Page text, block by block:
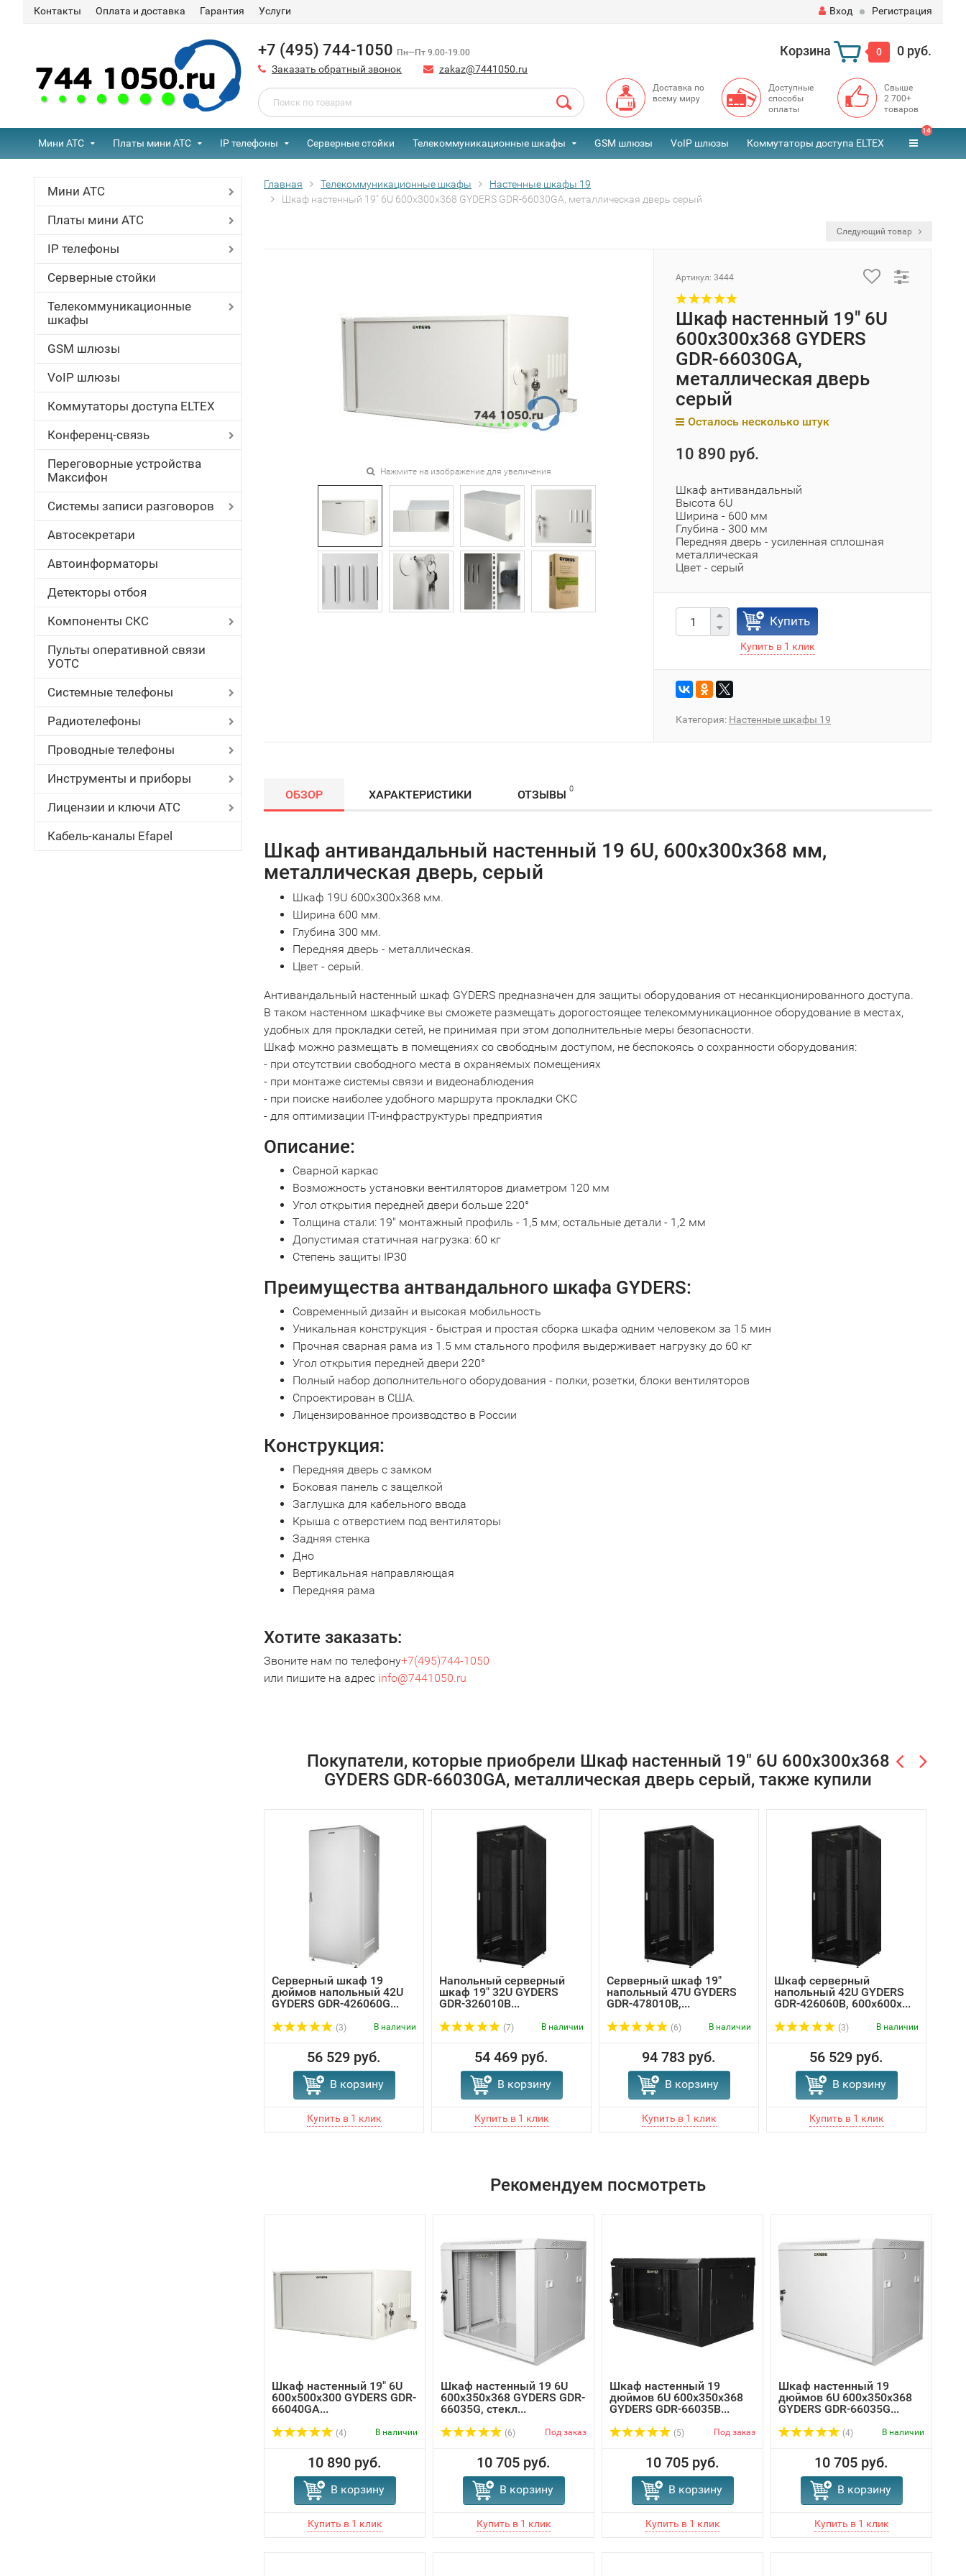
Контакты Оплата и доставка Гарантия Услуги Вход Регистрация
+7 (495) 744-1050 Пн—Пт 9.00-19.00
Заказать обратный звонок zakaz@7441050.ru
Корзина 0 0 руб.
Доставка по
всему миру
Доступные
способы
оплаты
Свыше
2 700+
товаров
Мини АТС Платы мини АТС IP телефоны Серверные стойки Телекоммуникационные шкафы GSM шлюзы VoIP шлюзы Коммутаторы доступа ELTEX
14
Мини АТС
Платы мини АТС
IP телефоны
Серверные стойки
Телекоммуникационные
шкафы
GSM шлюзы
VoIP шлюзы
Коммутаторы доступа ELTEX
Конференц-связь
Переговорные устройства
Максифон
Системы записи разговоров
Автосекретари
Автоинформаторы
Детекторы отбоя
Компоненты СКС
Пульты оперативной связи
УОТС
Системные телефоны
Радиотелефоны
Проводные телефоны
Инструменты и приборы
Лицензии и ключи АТС
Кабель-каналы Efapel
Главная Телекоммуникационные шкафы
Настенные шкафы 19
Шкаф настенный 19" 6U 600х300х368 GYDERS GDR-66030GA, металлическая дверь серый
Следующий товар
Нажмите на изображение для увеличения
Артикул: 3444
Шкаф настенный 19" 6U
600х300х368 GYDERS
GDR-66030GA,
металлическая дверь
серый
Осталось несколько штук
10 890 руб.
Шкаф антивандальный
Высота 6U
Ширина - 600 мм
Глубина - 300 мм
Передняя дверь - усиленная сплошная
металлическая
Цвет - серый
Купить
Категория: Настенные шкафы 19
ОБЗОР ХАРАКТЕРИСТИКИ ОТЗЫВЫ 0
Шкаф антивандальный настенный 19 6U, 600x300x368 мм,
металлическая дверь, серый
Шкаф 19U 600х300х368 мм.
Ширина 600 мм.
Глубина 300 мм.
Передняя дверь - металлическая.
Цвет - серый.
Антивандальный настенный шкаф GYDERS предназначен для защиты оборудования от несанкционированного доступа.
В таком настенном шкафчике вы сможете размещать дорогостоящее телекоммуникационное оборудование в местах,
удобных для прокладки сетей, не принимая при этом дополнительные меры безопасности.
Шкаф можно размещать в помещениях со свободным доступом, не беспокоясь о сохранности оборудования:
- при отсутствии свободного места в охраняемых помещениях
- при монтаже системы связи и видеонаблюдения
- при поиске наиболее удобного маршрута прокладки СКС
- для оптимизации IT-инфраструктуры предприятия
Описание:
Сварной каркас
Возможность установки вентиляторов диаметром 120 мм
Угол открытия передней двери больше 220°
Толщина стали: 19" монтажный профиль - 1,5 мм; остальные детали - 1,2 мм
Допустимая статичная нагрузка: 60 кг
Степень защиты IP30
Преимущества антвандального шкафа GYDERS:
Современный дизайн и высокая мобильность
Уникальная конструкция - быстрая и простая сборка шкафа одним человеком за 15 мин
Прочная сварная рама из 1.5 мм стального профиля выдерживает нагрузку до 60 кг
Угол открытия передней двери 220°
Полный набор дополнительного оборудования - полки, розетки, блоки вентиляторов
Спроектирован в США.
Лицензированное производство в России
Конструкция:
Передняя дверь c замком
Боковая панель с защелкой
Заглушка для кабельного ввода
Крыша с отверстием под вентиляторы
Задняя стенка
Дно
Вертикальная направляющая
Передняя рама
Хотите заказать:
Звоните нам по телефону+7(495)744-1050
или пишите на адрес info@7441050.ru
Покупатели, которые приобрели Шкаф настенный 19" 6U 600х300х368
GYDERS GDR-66030GA, металлическая дверь серый, также купили
Серверный шкаф 19
дюймов напольный 42U
GYDERS GDR-426060G...
(3) В наличии
56 529 руб.
В корзину
Напольный серверный
шкаф 19" 32U GYDERS
GDR-326010B...
(7) В наличии
54 469 руб.
В корзину
Серверный шкаф 19"
напольный 47U GYDERS
GDR-478010B,...
(6) В наличии
94 783 руб.
В корзину
Шкаф серверный
напольный 42U GYDERS
GDR-426060B, 600x600x...
(3) В наличии
56 529 руб.
В корзину
Рекомендуем посмотреть
Шкаф настенный 19" 6U
600х500x300 GYDERS GDR-
66040GA...
(4) В наличии
10 890 руб.
В корзину
Шкаф настенный 19 6U
600x350x368 GYDERS GDR-
66035G, стекл...
(6) Под заказ
10 705 руб.
В корзину
Шкаф настенный 19
дюймов 6U 600х350х368
GYDERS GDR-66035B...
(5) Под заказ
10 705 руб.
В корзину
Шкаф настенный 19
дюймов 6U 600х350х368
GYDERS GDR-66035G...
(4) В наличии
10 705 руб.
В корзину